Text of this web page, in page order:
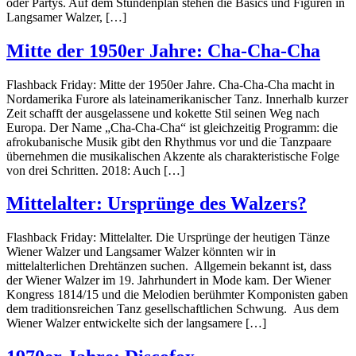
Langsamer Walzer, […]
Mitte der 1950er Jahre: Cha-Cha-Cha
Flashback Friday: Mitte der 1950er Jahre. Cha-Cha-Cha macht in
Nordamerika Furore als lateinamerikanischer Tanz. Innerhalb kurzer
Zeit schafft der ausgelassene und kokette Stil seinen Weg nach
Europa. Der Name „Cha-Cha-Cha“ ist gleichzeitig Programm: die
afrokubanische Musik gibt den Rhythmus vor und die Tanzpaare
übernehmen die musikalischen Akzente als charakteristische Folge
von drei Schritten. 2018: Auch […]
Mittelalter: Ursprünge des Walzers?
Flashback Friday: Mittelalter. Die Ursprünge der heutigen Tänze
Wiener Walzer und Langsamer Walzer könnten wir in
mittelalterlichen Drehtänzen suchen. Allgemein bekannt ist, dass
der Wiener Walzer im 19. Jahrhundert in Mode kam. Der Wiener
Kongress 1814/15 und die Melodien berühmter Komponisten gaben
dem traditionsreichen Tanz gesellschaftlichen Schwung. Aus dem
Wiener Walzer entwickelte sich der langsamere […]